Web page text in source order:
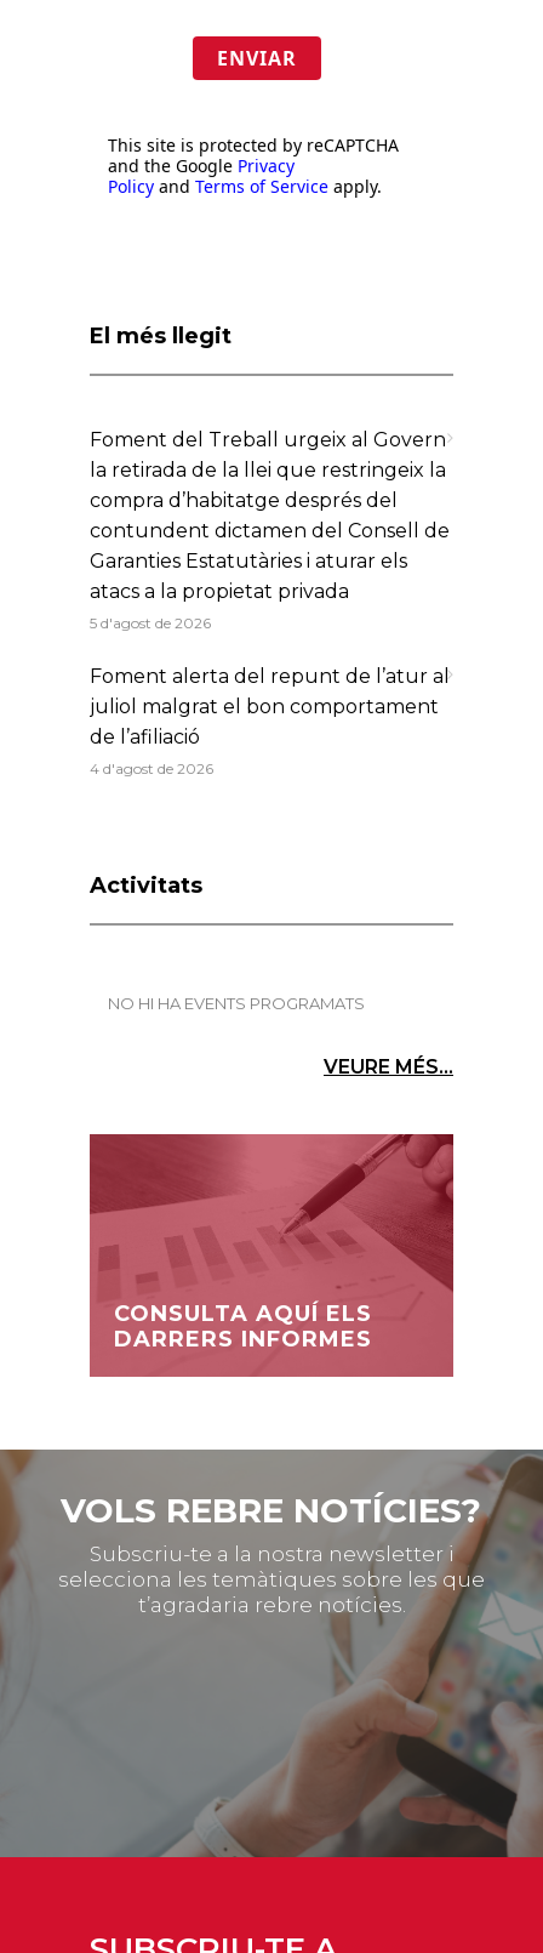
ENVIAR
This site is protected by reCAPTCHA
and the Google Privacy
Policy and Terms of Service apply.
El més llegit
Foment del Treball urgeix al Govern
la retirada de la llei que restringeix la
compra d’habitatge després del
contundent dictamen del Consell de
Garanties Estatutàries i aturar els
atacs a la propietat privada
5 d'agost de 2026
Foment alerta del repunt de l’atur al
juliol malgrat el bon comportament
de l’afiliació
4 d'agost de 2026
Activitats
NO HI HA EVENTS PROGRAMATS
VEURE MÉS...
CONSULTA AQUÍ ELS
DARRERS INFORMES
VOLS REBRE NOTÍCIES?
Subscriu-te a la nostra newsletter i
selecciona les temàtiques sobre les que
t’agradaria rebre notícies.